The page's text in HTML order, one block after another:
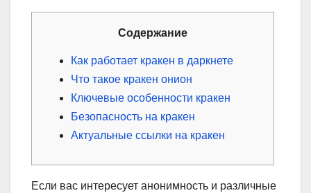
Содержание
Как работает кракен в даркнете
Что такое кракен онион
Ключевые особенности кракен
Безопасность на кракен
Актуальные ссылки на кракен
Если вас интересует анонимность и различные